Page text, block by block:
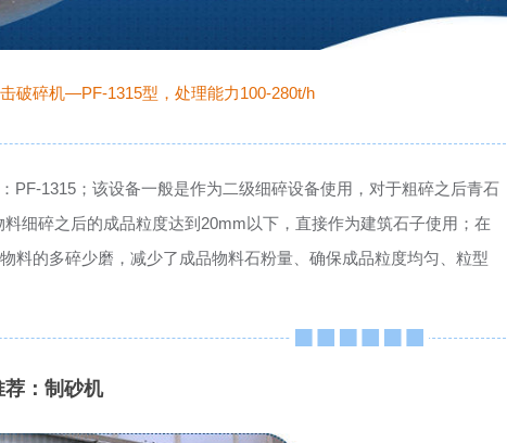
破碎机—PF-1315型，处理能力100-280t/h
PF-1315；该设备一般是作为二级细碎设备使用，对于粗碎之后青石
细碎之后的成品粒度达到20mm以下，直接作为建筑石子使用；在
料的多碎少磨，减少了成品物料石粉量、确保成品粒度均匀、粒型
：制砂机